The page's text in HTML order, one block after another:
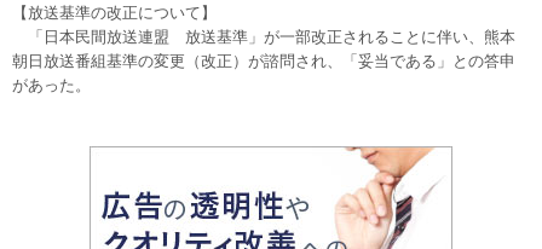
【放送基準の改正について】
「日本民間放送連盟 放送基準」が一部改正されることに伴い、熊本
朝日放送番組基準の変更（改正）が諮問され、「妥当である」との答申
があった。